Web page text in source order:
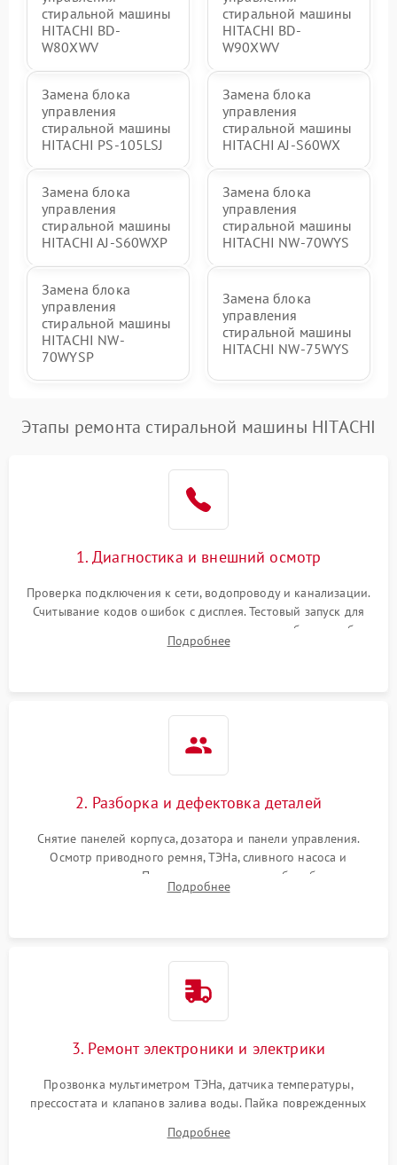
стиральной машины
HITACHI BD-
W80XWV
стиральной машины
HITACHI BD-
W90XWV
Замена блока
управления
стиральной машины
HITACHI PS-105LSJ
Замена блока
управления
стиральной машины
HITACHI AJ-S60WX
Замена блока
управления
стиральной машины
HITACHI AJ-S60WXP
Замена блока
управления
стиральной машины
HITACHI NW-70WYS
Замена блока
управления
стиральной машины
HITACHI NW-
70WYSP
Замена блока
управления
стиральной машины
HITACHI NW-75WYS
Этапы ремонта стиральной машины HITACHI
1. Диагностика и внешний осмотр
Проверка подключения к сети, водопроводу и канализации.
Считывание кодов ошибок с дисплея. Тестовый запуск для
выявления посторонних шумов, протечек или сбоев в работе
электронного модуля управления.
Подробнее
2. Разборка и дефектовка деталей
Снятие панелей корпуса, дозатора и панели управления.
Осмотр приводного ремня, ТЭНа, сливного насоса и
амортизаторов. Проверка подшипников барабана и
крестовины на износ, а манжеты люка на разрывы.
Подробнее
3. Ремонт электроники и электрики
Прозвонка мультиметром ТЭНа, датчика температуры,
прессостата и клапанов залива воды. Пайка поврежденных
Восстановление целостности проводки и контактов.
Подробнее